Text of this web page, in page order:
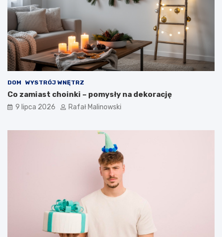
DOM WYSTRÓJ WNĘTRZ
Co zamiast choinki – pomysły na dekorację
9 lipca 2026 Rafał Malinowski